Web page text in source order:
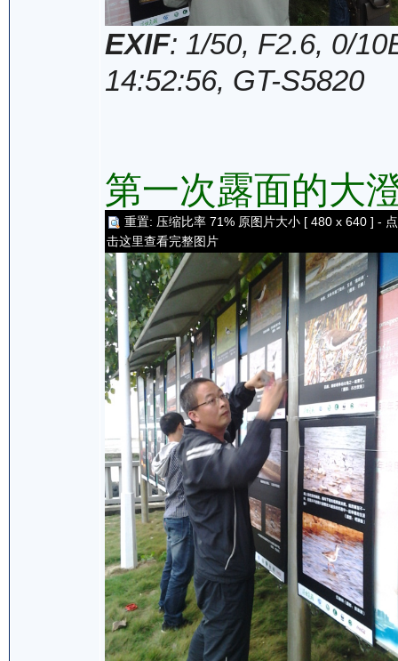
EXIF: 1/50, F2.6, 0/
14:52:56, GT-S5820
第一次露面的大
重置: 压缩比率 71% 原图片大小 [ 480 x 640 ] - 点
击这里查看完整图片